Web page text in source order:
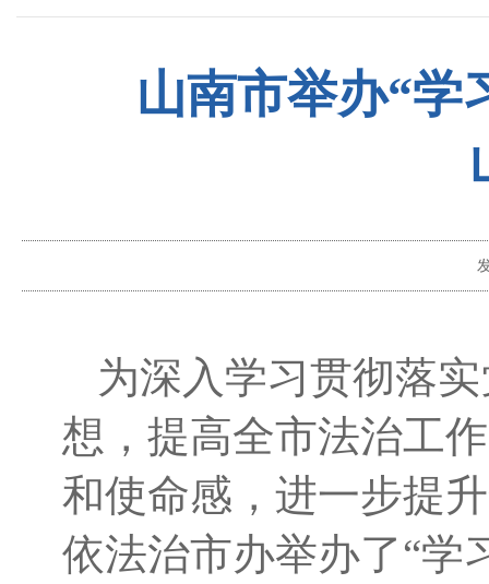
山南市举办“学
为深入学习贯彻落
想， 提高全市法治工
和使命感，进一步提
依法治市办举办了“学